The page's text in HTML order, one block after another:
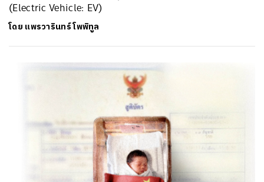
(Electric Vehicle: EV)
โดย แพรวารินทร์ โพพิทูล